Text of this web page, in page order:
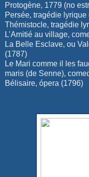
Protogène, 1779 (no
Persée, tragédie lyrique
Thémistocle, tragédie
L’Amitié au village,
La Belle Esclave, ou
(1787)
Le Mari comme il les
maris (de Senne),
Bélisaire, ópera (1796)